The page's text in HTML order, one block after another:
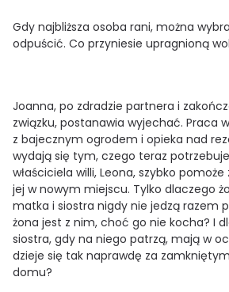
Gdy najbliższa osoba rani, można
odpuścić. Co przyniesie upragnioną
Joanna, po zdradzie partnera i
związku, postanawia wyjechać. Praca
z bajecznym ogrodem i opieka nad
wydają się tym, czego teraz
właściciela willi, Leona, szybko
jej w nowym miejscu. Tylko dlaczego
matka i siostra nigdy nie jedzą razem
żona jest z nim, choć go nie kocha? I
siostra, gdy na niego patrzą, mają w
dzieje się tak naprawdę za
domu?